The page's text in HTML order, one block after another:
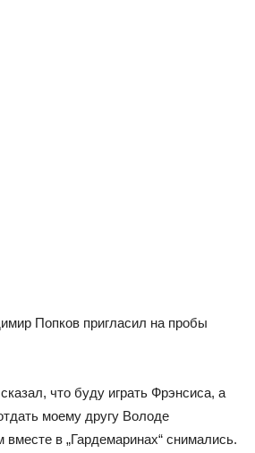
Попков пригласил на пробы
что буду играть Фрэнсиса, а
моему другу Володе
в „Гардемаринах“ снимались.